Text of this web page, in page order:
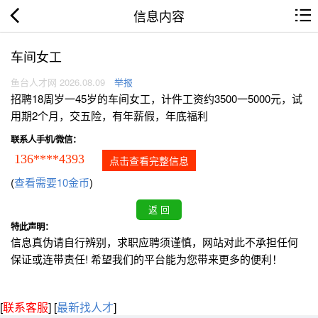
信息内容
车间女工
鱼台人才网 2026.08.09 举报
招聘18周岁一45岁的车间女工，计件工资约3500一5000元，试
用期2个月，交五险，有年薪假，年底福利
联系人手机/微信：
136****4393 点击查看完整信息
(查看需要10金币)
特此声明：
信息真伪请自行辨别，求职应聘须谨慎，网站对此不承担任何
保证或连带责任! 希望我们的平台能为您带来更多的便利！
[联系客服] [最新找人才]